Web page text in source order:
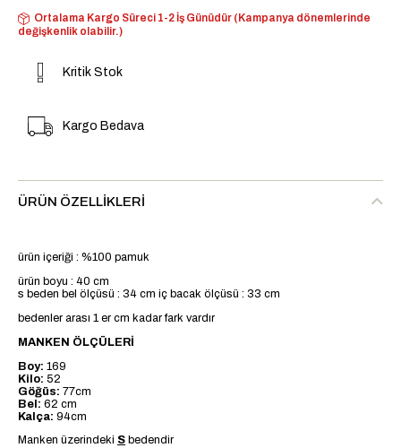
Ortalama Kargo Süreci 1-2 İş Günüdür (Kampanya dönemlerinde
değişkenlik olabilir.)
Kritik Stok
Kargo Bedava
ÜRÜN ÖZELLIKLERI
ürün içeriği : %100 pamuk
ürün boyu : 40 cm
s beden bel ölçüsü : 34 cm iç bacak ölçüsü : 33 cm
bedenler arası 1 er cm kadar fark vardır
MANKEN ÖLÇÜLERİ
Boy: 169
Kilo: 52
Göğüs: 77cm
Bel: 62 cm
Kalça: 94cm
Manken üzerindeki S bedendir